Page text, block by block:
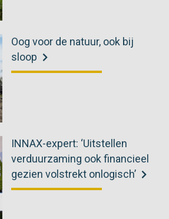
Oog voor de natuur, ook bij
sloop
INNAX-expert: ‘Uitstellen
verduurzaming ook financieel
gezien volstrekt onlogisch’